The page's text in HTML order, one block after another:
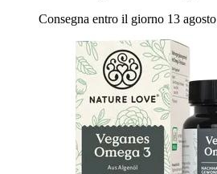
Consegna entro il giorno 13 agosto